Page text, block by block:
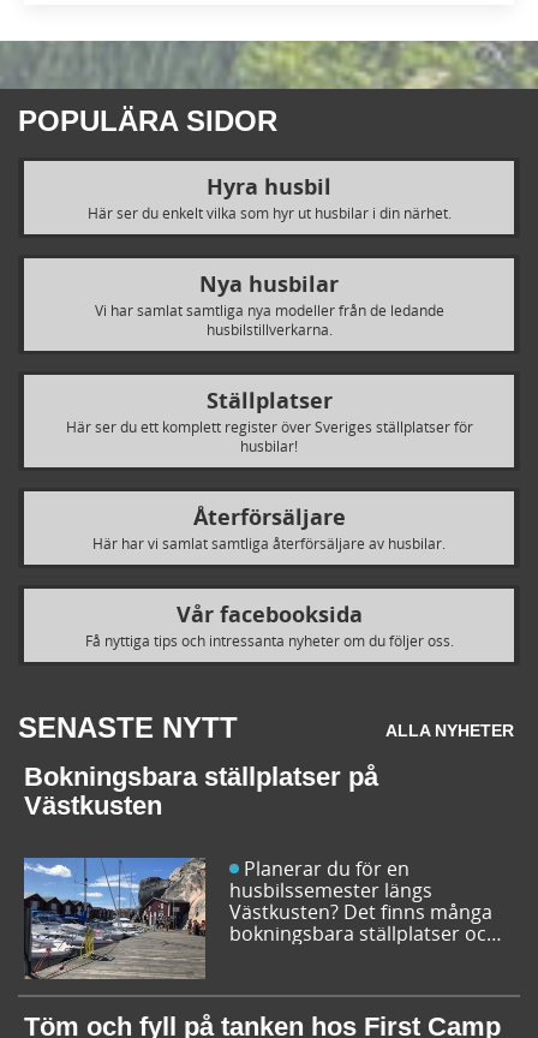
POPULÄRA SIDOR
Hyra husbil
Här ser du enkelt vilka som hyr ut husbilar i din närhet.
Nya husbilar
Vi har samlat samtliga nya modeller från de ledande
husbilstillverkarna.
Ställplatser
Här ser du ett komplett register över Sveriges ställplatser för
husbilar!
Återförsäljare
Här har vi samlat samtliga återförsäljare av husbilar.
Vår facebooksida
Få nyttiga tips och intressanta nyheter om du följer oss.
SENASTE NYTT ALLA NYHETER
Bokningsbara ställplatser på
Västkusten
husbilssemester längs
Västkusten? Det finns många
bokningsbara ställplatser och
campingturen. Vi ger dig några
bra förslag på ställplatser och
Töm och fyll på tanken hos First Camp